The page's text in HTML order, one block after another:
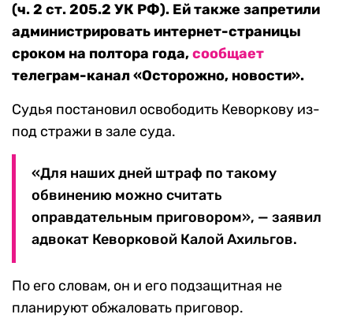
(ч. 2 ст. 205.2 УК РФ). Ей также запретили
администрировать интернет-страницы
сроком на полтора года,сообщает
телеграм-канал «Осторожно, новости».
Судья постановил освободить Кеворкову из-
под стражи в зале суда.
«Для наших дней штраф по такому
обвинению можно считать
оправдательным приговором», — заявил
адвокат Кеворковой Калой Ахильгов.
По его словам, он и его подзащитная не
планируют обжаловать приговор.